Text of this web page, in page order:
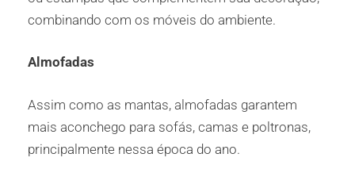
combinando com os móveis do ambiente.
Almofadas
Assim como as mantas, almofadas garantem
mais aconchego para sofás, camas e poltronas,
principalmente nessa época do ano.